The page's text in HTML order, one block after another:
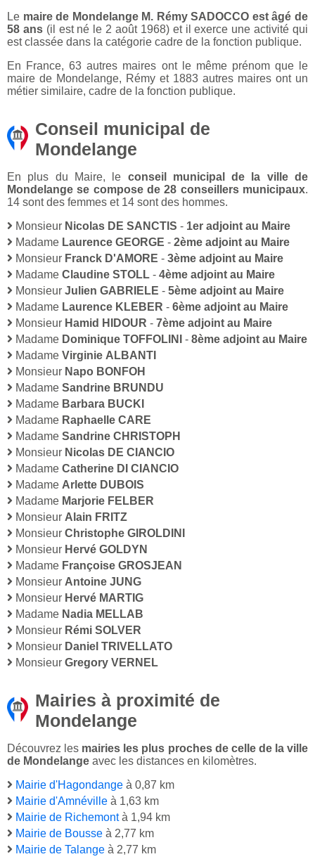
Le maire de Mondelange M. Rémy SADOCCO est âgé de
58 ans(il est né le 2 août 1968) et il exerce une activité qui
est classée dans la catégorie cadre de la fonction publique.
En France, 63 autres maires ont le même prénom que le
maire de Mondelange, Rémy et 1883 autres maires ont un
métier similaire, cadre de la fonction publique.
Conseil municipal de
Mondelange
En plus du Maire, le conseil municipal de la ville de
Mondelange se compose de 28 conseillers municipaux.
14 sont des femmes et 14 sont des hommes.
Monsieur Nicolas DE SANCTIS - 1er adjoint au Maire
Madame Laurence GEORGE - 2ème adjoint au Maire
Monsieur Franck D'AMORE - 3ème adjoint au Maire
Madame Claudine STOLL - 4ème adjoint au Maire
Monsieur Julien GABRIELE - 5ème adjoint au Maire
Madame Laurence KLEBER - 6ème adjoint au Maire
Monsieur Hamid HIDOUR - 7ème adjoint au Maire
Madame Dominique TOFFOLINI - 8ème adjoint au Maire
Madame Virginie ALBANTI
Monsieur Napo BONFOH
Madame Sandrine BRUNDU
Madame Barbara BUCKI
Madame Raphaelle CARE
Madame Sandrine CHRISTOPH
Monsieur Nicolas DE CIANCIO
Madame Catherine DI CIANCIO
Madame Arlette DUBOIS
Madame Marjorie FELBER
Monsieur Alain FRITZ
Monsieur Christophe GIROLDINI
Monsieur Hervé GOLDYN
Madame Françoise GROSJEAN
Monsieur Antoine JUNG
Monsieur Hervé MARTIG
Madame Nadia MELLAB
Monsieur Rémi SOLVER
Monsieur Daniel TRIVELLATO
Monsieur Gregory VERNEL
Mairies à proximité de
Mondelange
Découvrez les mairies les plus proches de celle de la ville
de Mondelange avec les distances en kilomètres.
Mairie d'Hagondange à 0,87 km
Mairie d'Amnéville à 1,63 km
Mairie de Richemontà 1,94 km
Mairie de Bousse à 2,77 km
Mairie de Talange à 2,77 km